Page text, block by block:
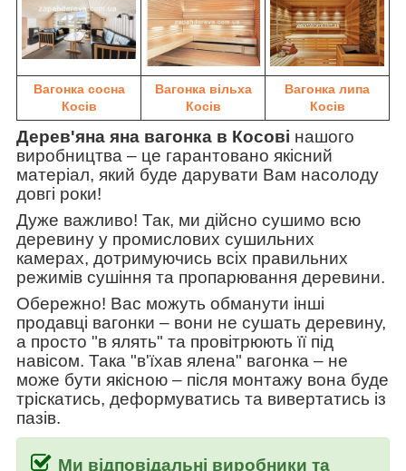
Вагонка сосна
Косів
Вагонка вільха
Косів
Вагонка липа
Косів
Дерев'яна яна вагонка в Косові нашого
виробництва – це гарантовано якісний
матеріал, який буде дарувати Вам насолоду
довгі роки!
Дуже важливо! Так, ми дійсно сушимо всю
деревину у промислових сушильних
камерах, дотримуючись всіх правильних
режимів сушіння та пропарювання деревини.
Обережно! Вас можуть обманути інші
продавці вагонки – вони не сушать деревину,
а просто "в ялять" та провітрюють її під
навісом. Така "в'їхав ялена" вагонка – не
може бути якісною – після монтажу вона буде
тріскатись, деформуватись та вивертатись із
пазів.
Ми відповідальні виробники та